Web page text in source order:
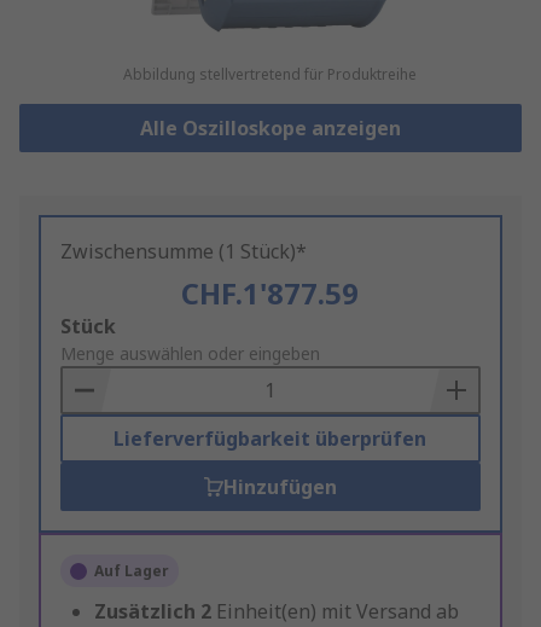
Abbildung stellvertretend für Produktreihe
Alle Oszilloskope anzeigen
Zwischensumme (1 Stück)*
CHF.1'877.59
Add
to
Basket
Stück
Menge auswählen oder eingeben
Lieferverfügbarkeit überprüfen
Hinzufügen
Auf Lager
Zusätzlich 2 Einheit(en) mit Versand ab